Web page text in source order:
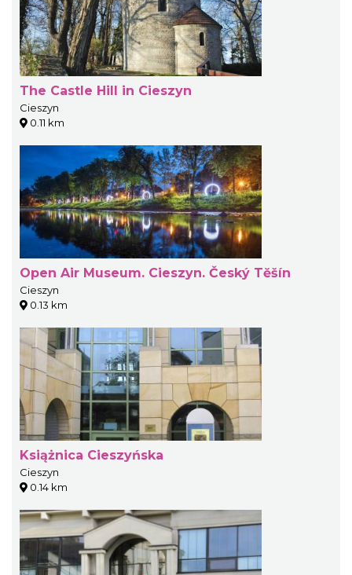
The Castle Hill in Cieszyn
Cieszyn
0.11 km
Open Air Museum. Cieszyn. Český Tĕšín
Cieszyn
0.13 km
Książnica Cieszyńska
Cieszyn
0.14 km